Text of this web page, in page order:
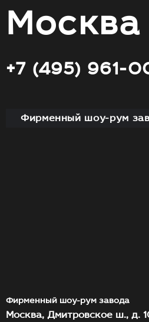
Москва
+7 (495) 961-
Фирменный шоу-рум
Фирменный шоу-рум завода
Москва, Дмитровское ш., д.